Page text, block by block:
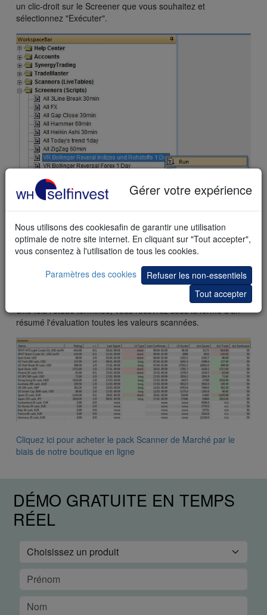
un clic-droit sur le Screener que vous souhaitez et
sélectionnez "Exécuter".
Une fois l’étude terminée, vous recevrez sous la forme d’un
résumé l'évaluation toutes les valeurs scannées.
Cliquez ici pour acheter le pack Scanner de Marché par le
biais de notre boutique en ligne
Gérer votre expérience
Nous utilisons des cookiesafin de garantir une utilisation
optimale de notre site internet. En cliquant sur "Tout accepter",
vous consentez à l'utilisation de tous les cookies.
Paramètres des cookies
Refuser les non-essentiels
Tout accepter
DÉMO GRATUITE EN TEMPS
RÉEL